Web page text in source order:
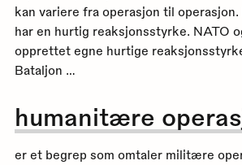
kan variere fra operasjon til
har en hurtig reaksjonsstyrke. NATO
opprettet egne hurtige
Bataljon …
humanitære
er et begrep som omtaler militære